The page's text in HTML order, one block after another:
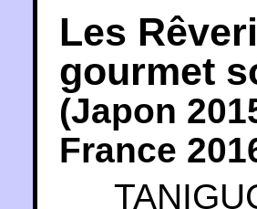
Les
gourmet
(Japon
France